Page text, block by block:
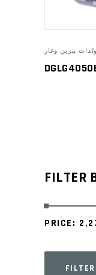
بنزين وغاز
FILTER
FILTER
PRICE: